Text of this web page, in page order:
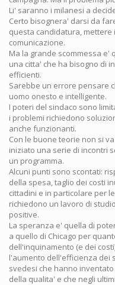
Li' saranno i milanesi a
Certo bisognera' darsi da
questa candidatura, mettere
comunicazione.
Ma la grande scommessa e'
una citta' che ha bisogno di
efficienti.
Sarebbe un errore pensare
uomo onesto e intelligente.
I poteri del sindaco sono
i problemi richiedono
anche funzionanti.
Con le buone teorie non si
iniziato una serie di incontri
un programma.
Alcuni punti sono scontati:
della spesa, taglio dei costi
cittadini e in particolare per
richiedono un lavoro di
positive.
La speranza e' quella di
a quello di Chicago per
dell'inquinamento (e dei
l'aumento dell'efficienza dei
svedesi che hanno
della qualita' e che negli